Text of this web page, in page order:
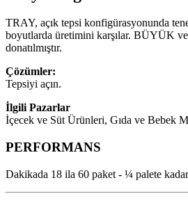
TRAY, açık tepsi konfigürasyonunda
boyutlarda üretimini karşılar. BÜYÜK
donatılmıştır.
Çözümler:
Tepsiyi açın.
İlgili Pazarlar
İçecek ve Süt Ürünleri, Gıda ve Bebek
PERFORMANS
Dakikada 18 ila 60 paket - ¼ palete